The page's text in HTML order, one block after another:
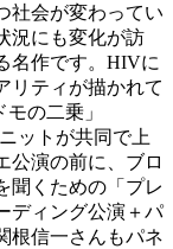
社会が変わってい
況にも変化が訪
名作です。HIVに
リティが描かれて
の二乗」
ットが共同で上
公演の前に、ブロ
聞くための「プレ
ディング公演＋パ
根信一さんもパネ